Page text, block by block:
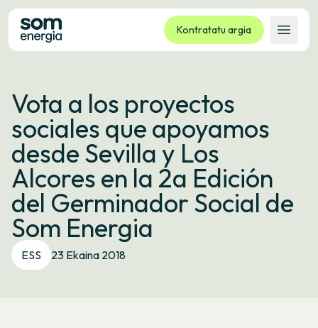
Kontratatu argia
Ireki
Tarifak
Zerbitzuak
Enpresak
Kooperatiba
Kontaktua
Izapideak
Bulego Birtuala
Hizkuntza: ES CA GL
Vota a los proyectos
sociales que apoyamos
desde Sevilla y Los
Alcores en la 2a Edición
del Germinador Social de
Som Energia
ESS 23 Ekaina 2018